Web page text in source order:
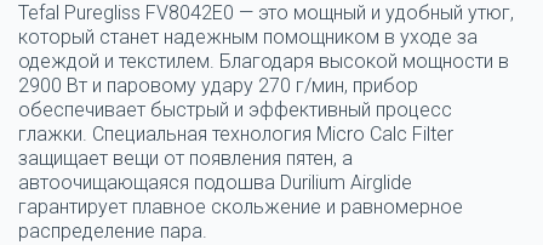
Tefal Puregliss FV8042E0 — это мощный и удобный утюг,
который станет надежным помощником в уходе за
одеждой и текстилем. Благодаря высокой мощности в
2900 Вт и паровому удару 270 г/мин, прибор
обеспечивает быстрый и эффективный процесс
глажки. Специальная технология Micro Calc Filter
защищает вещи от появления пятен, а
автоочищающаяся подошва Durilium Airglide
гарантирует плавное скольжение и равномерное
распределение пара.